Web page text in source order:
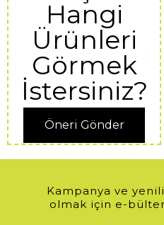
Hangi
Ürünleri
Görmek
İstersiniz?
Öneri Gönder
Kampanya ve
olmak için e-